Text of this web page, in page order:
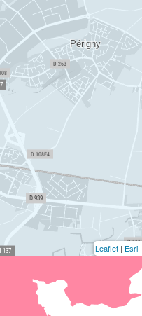
Leaflet | Esri |